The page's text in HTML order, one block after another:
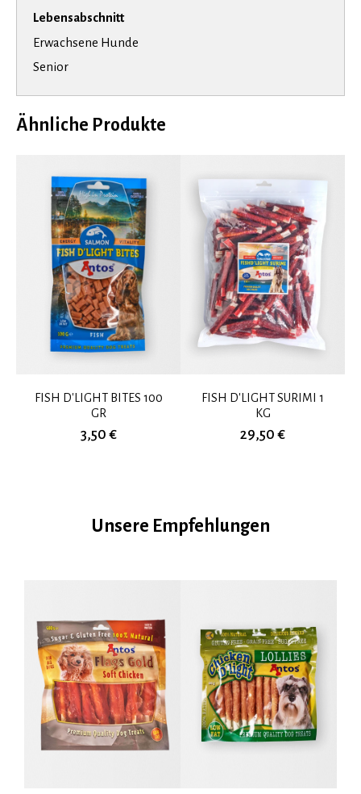
Lebensabschnitt
Erwachsene Hunde
Senior
Ähnliche Produkte
FISH D'LIGHT BITES 100
GR
3,50 €
FISH D'LIGHT SURIMI 1
KG
29,50 €
Unsere Empfehlungen